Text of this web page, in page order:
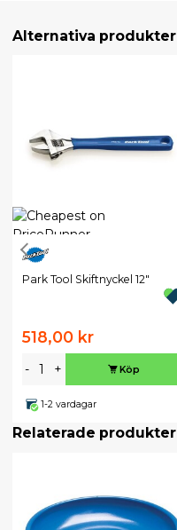
Alternativa produkter
Park Tool Skiftnyckel 12"
518,00 kr
- + Köp
1-2 vardagar
Relaterade produkter